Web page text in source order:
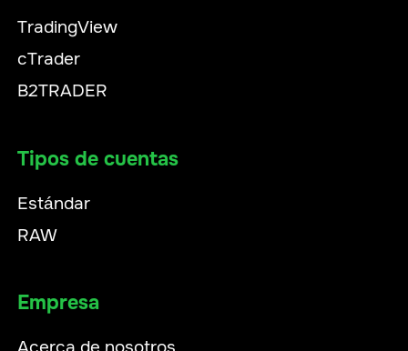
TradingView
cTrader
B2TRADER
Tipos de cuentas
Estándar
RAW
Empresa